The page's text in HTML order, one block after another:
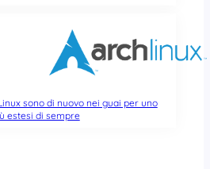
sono di nuovo nei guai per uno
estesi di sempre